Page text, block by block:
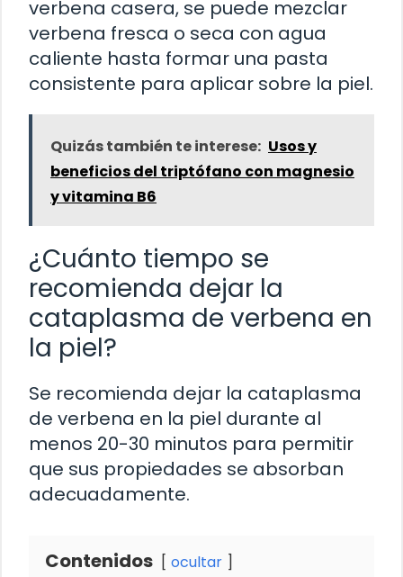
verbena casera, se puede mezclar
verbena fresca o seca con agua
caliente hasta formar una pasta
consistente para aplicar sobre la piel.
Quizás también te interese: Usos y
beneficios del triptófano con magnesio
y vitamina B6
¿Cuánto tiempo se
recomienda dejar la
cataplasma de verbena en
la piel?
Se recomienda dejar la cataplasma
de verbena en la piel durante al
menos 20-30 minutos para permitir
que sus propiedades se absorban
adecuadamente.
Contenidos ocultar